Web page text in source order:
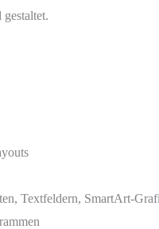
Textfeldern, SmartArt-